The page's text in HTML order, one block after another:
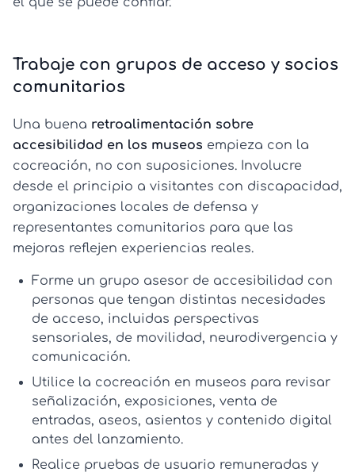
Trabaje con grupos de acceso y socios
comunitarios
Una buena retroalimentación sobre
accesibilidad en los museos empieza con la
cocreación, no con suposiciones. Involucre
desde el principio a visitantes con discapacidad,
organizaciones locales de defensa y
representantes comunitarios para que las
mejoras reflejen experiencias reales.
Forme un grupo asesor de accesibilidad con
personas que tengan distintas necesidades
de acceso, incluidas perspectivas
sensoriales, de movilidad, neurodivergencia y
comunicación.
Utilice la cocreación en museos para revisar
señalización, exposiciones, venta de
entradas, aseos, asientos y contenido digital
antes del lanzamiento.
Realice pruebas de usuario remuneradas y